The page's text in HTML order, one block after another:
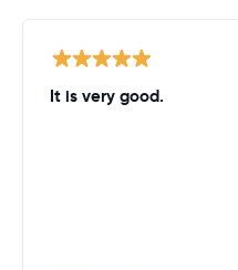
It is very good.